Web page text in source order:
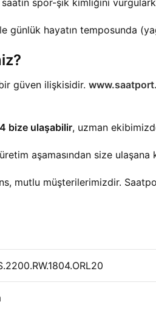
spor-şık kimliğini
hayatın temposunda
güven ilişkisidir.
bize ulaşabilir, uzman
aşamasından size
mutlu müşterilerimizdir.